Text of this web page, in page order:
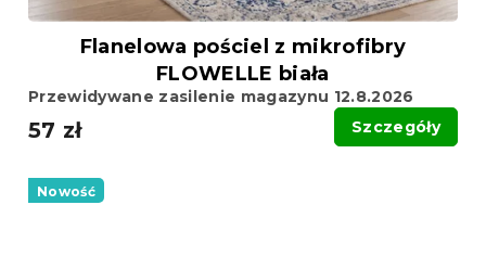
Flanelowa pościel z mikrofibry
FLOWELLE biała
Przewidywane zasilenie magazynu 12.8.2026
57 zł Szczegóły
Nowość